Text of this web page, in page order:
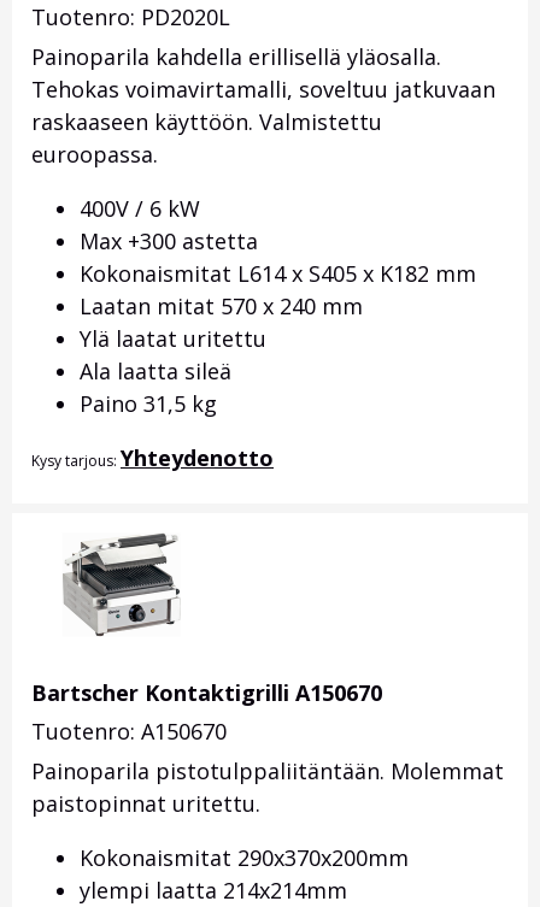
Tuotenro: PD2020L
Painoparila kahdella erillisellä yläosalla.
Tehokas voimavirtamalli, soveltuu jatkuvaan
raskaaseen käyttöön. Valmistettu
euroopassa.
400V / 6 kW
Max +300 astetta
Kokonaismitat L614 x S405 x K182 mm
Laatan mitat 570 x 240 mm
Ylä laatat uritettu
Ala laatta sileä
Paino 31,5 kg
Kysy tarjous: Yhteydenotto
Bartscher Kontaktigrilli A150670
Tuotenro: A150670
Painoparila pistotulppaliitäntään. Molemmat
paistopinnat uritettu.
Kokonaismitat 290x370x200mm
ylempi laatta 214x214mm